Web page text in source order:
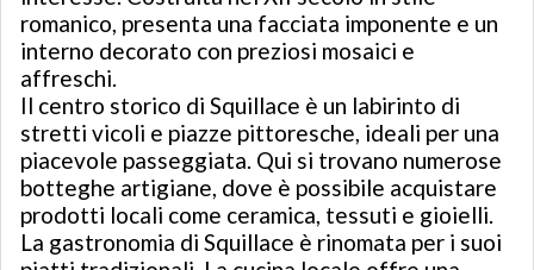
romanico, presenta una facciata imponente e un
interno decorato con preziosi mosaici e
affreschi.
Il centro storico di Squillace è un labirinto di
stretti vicoli e piazze pittoresche, ideali per una
piacevole passeggiata. Qui si trovano numerose
botteghe artigiane, dove è possibile acquistare
prodotti locali come ceramica, tessuti e gioielli.
La gastronomia di Squillace è rinomata per i suoi